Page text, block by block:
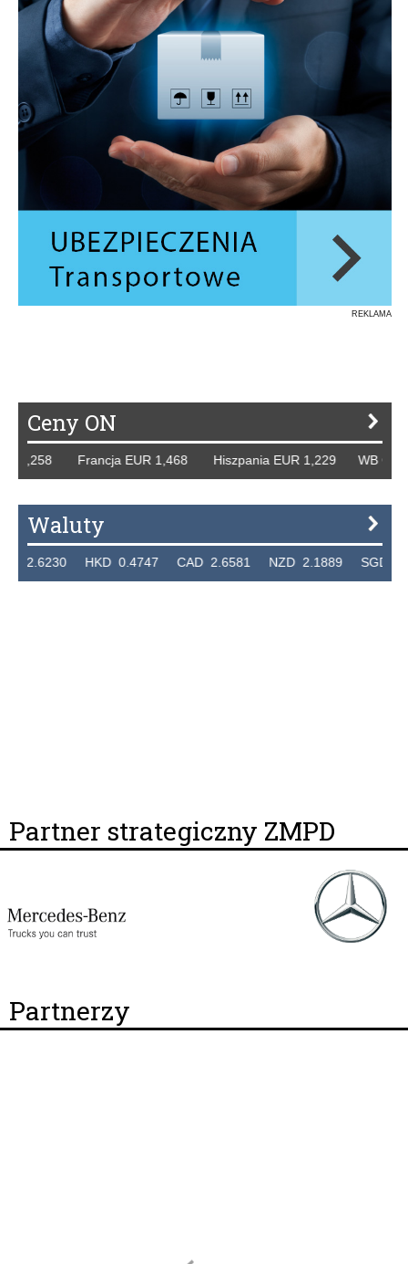
REKLAMA
Ceny ON
Francja EUR 1,468 Hiszpania EUR 1,229 WB GBP
Waluty
HKD 0.4747 CAD 2.6581 NZD 2.1889 SGD
Partner strategiczny ZMPD
Partnerzy